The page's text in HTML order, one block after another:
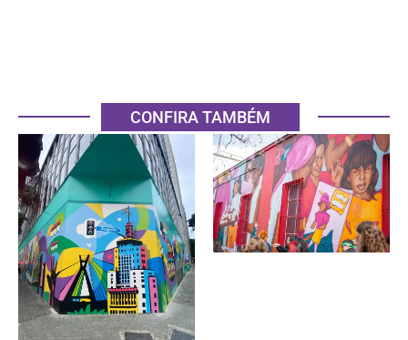
CONFIRA TAMBÉM